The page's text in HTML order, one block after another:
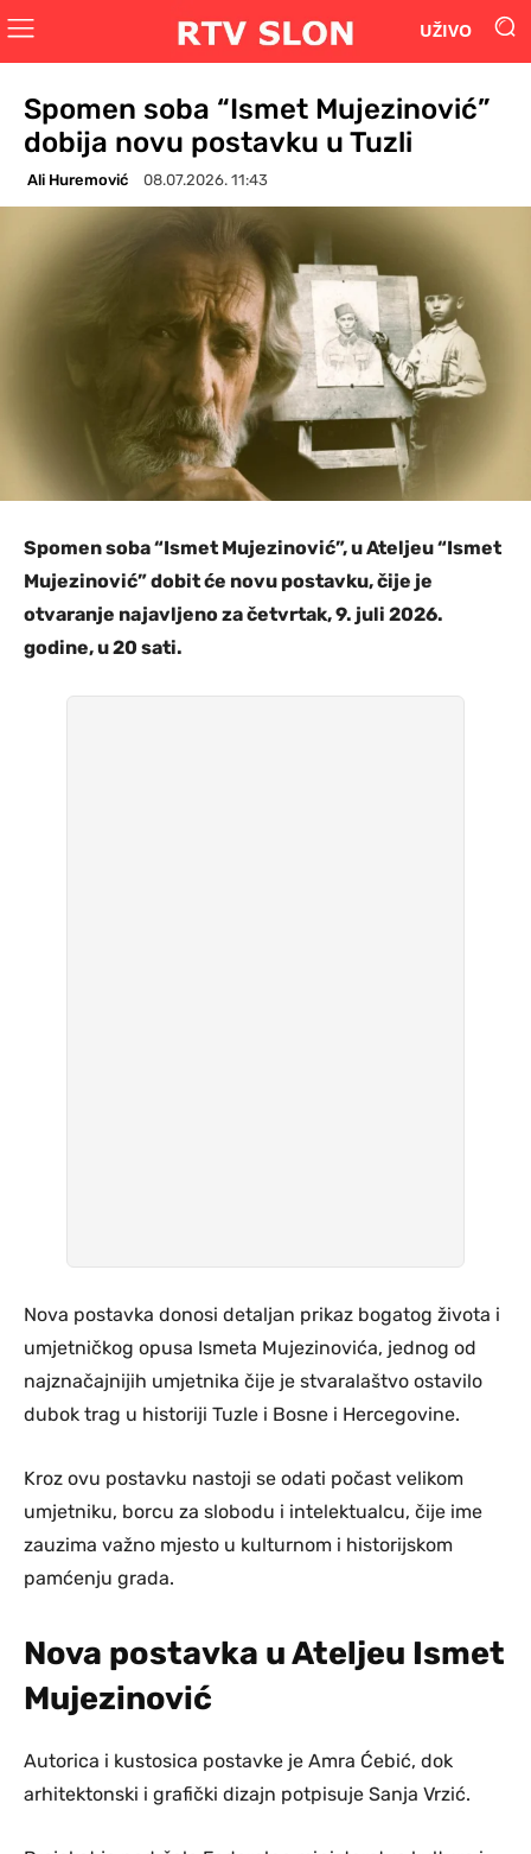
UŽIVO
Spomen soba “Ismet Mujezinović”
dobija novu postavku u Tuzli
Ali Huremović 08.07.2026. 11:43
Spomen soba “Ismet Mujezinović”, u Ateljeu “Ismet
Mujezinović” dobit će novu postavku, čije je
otvaranje najavljeno za četvrtak, 9. juli 2026.
godine, u 20 sati.
Nova postavka donosi detaljan prikaz bogatog života i
umjetničkog opusa Ismeta Mujezinovića, jednog od
najznačajnijih umjetnika čije je stvaralaštvo ostavilo
dubok trag u historiji Tuzle i Bosne i Hercegovine.
Kroz ovu postavku nastoji se odati počast velikom
umjetniku, borcu za slobodu i intelektualcu, čije ime
zauzima važno mjesto u kulturnom i historijskom
pamćenju grada.
Nova postavka u Ateljeu Ismet
Mujezinović
Autorica i kustosica postavke je Amra Ćebić, dok
arhitektonski i grafički dizajn potpisuje Sanja Vrzić.